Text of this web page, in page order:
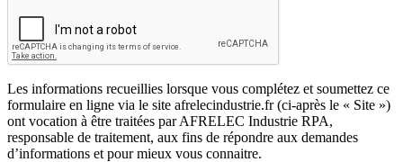
Les informations recueillies lorsque vous complétez et soumettez ce
formulaire en ligne via le site afrelecindustrie.fr (ci-après le « Site »)
ont vocation à être traitées par AFRELEC Industrie RPA,
responsable de traitement, aux fins de répondre aux demandes
d’informations et pour mieux vous connaitre.